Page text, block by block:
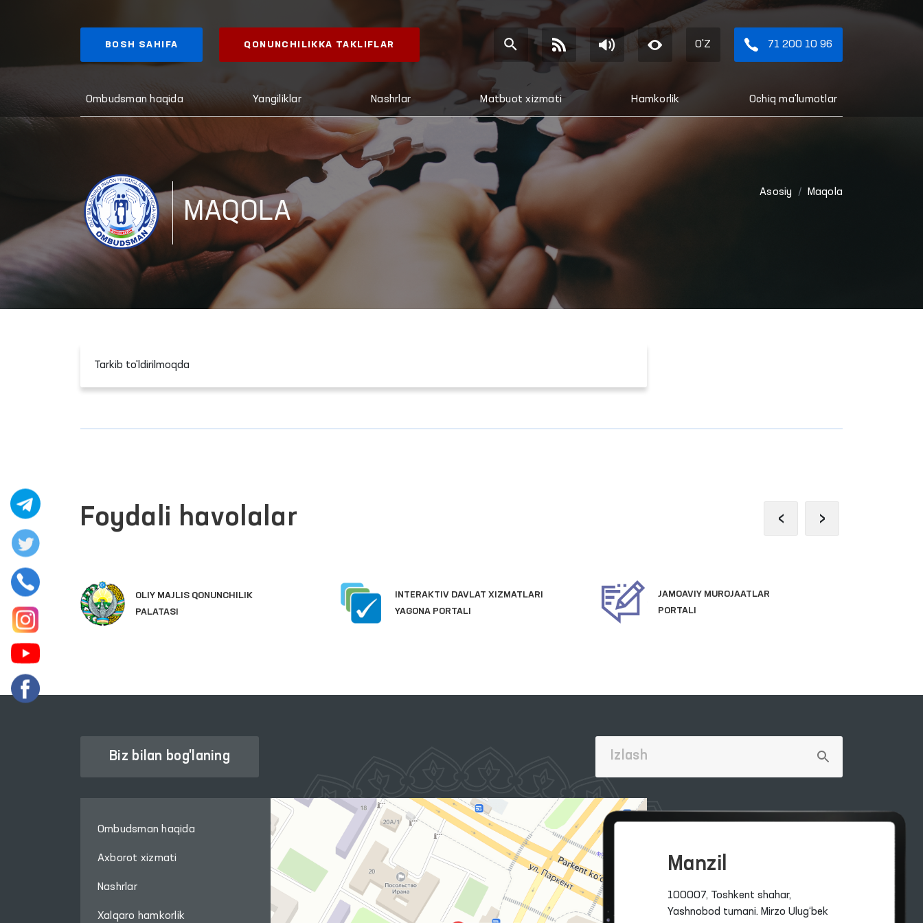
BOSH SAHIFA QONUNCHILIKKA TAKLIFLAR O'Z 71 200 10 96
Ombudsman haqida Yangiliklar Nashrlar Matbuot xizmati Hamkorlik Ochiq ma'lumotlar
MAQOLA
Asosiy Maqola
Tarkib to'ldirilmoqda
Foydali havolalar
OLIY MAJLIS QONUNCHILIK
PALATASI
INTERAKTIV DAVLAT XIZMATLARI
YAGONA PORTALI
JAMOAVIY MUROJAATLAR
PORTALI
‹ ›
Biz bilan bog'laning
Ombudsman haqida
Axborot xizmati
Nashrlar
Xalqaro hamkorlik
Manzil
100007, Toshkent shahar,
Yashnobod tumani. Mirzo Ulug‘bek